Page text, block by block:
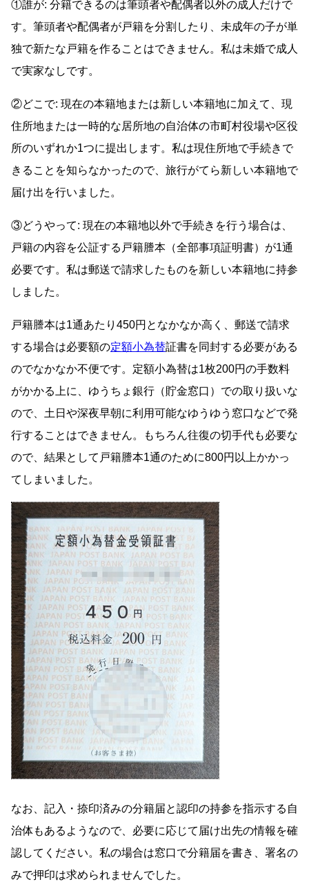
①誰が: 分籍できるのは筆頭者や配偶者以外の成人だけで
す。筆頭者や配偶者が戸籍を分割したり、未成年の子が単
独で新たな戸籍を作ることはできません。私は未婚で成人
で実家なしです。
②どこで: 現在の本籍地または新しい本籍地に加えて、現
住所地または一時的な居所地の自治体の市町村役場や区役
所のいずれか1つに提出します。私は現住所地で手続きで
きることを知らなかったので、旅行がてら新しい本籍地で
届け出を行いました。
③どうやって: 現在の本籍地以外で手続きを行う場合は、
戸籍の内容を公証する戸籍謄本（全部事項証明書）が1通
必要です。私は郵送で請求したものを新しい本籍地に持参
しました。
戸籍謄本は1通あたり450円となかなか高く、郵送で請求
する場合は必要額の定額小為替証書を同封する必要がある
のでなかなか不便です。定額小為替は1枚200円の手数料
がかかる上に、ゆうちょ銀行（貯金窓口）での取り扱いな
ので、土日や深夜早朝に利用可能なゆうゆう窓口などで発
行することはできません。もちろん往復の切手代も必要な
ので、結果として戸籍謄本1通のために800円以上かかっ
てしまいました。
なお、記入・捺印済みの分籍届と認印の持参を指示する自
治体もあるようなので、必要に応じて届け出先の情報を確
認してください。私の場合は窓口で分籍届を書き、署名の
みで押印は求められませんでした。